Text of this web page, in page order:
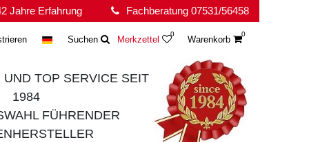
Jahre Erfahrung Fachberatung 07531/56458
Suchen Merkzettel
0
Warenkorb
0
TOP SERVICE SEIT
1984
FÜHRENDER